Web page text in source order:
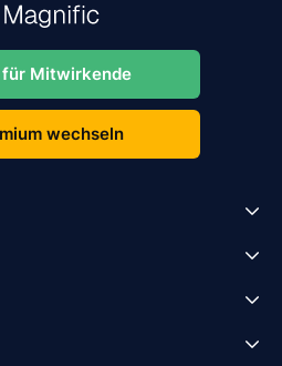
für Mitwirkende
wechseln